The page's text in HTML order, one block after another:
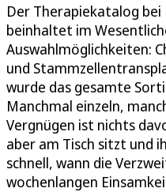
Der Therapiekatalog
beinhaltet im
Auswahlmöglichkeiten:
und
wurde das gesamte
Manchmal einzeln,
Vergnügen ist nichts
aber am Tisch sitzt und
schnell, wann die
wochenlangen